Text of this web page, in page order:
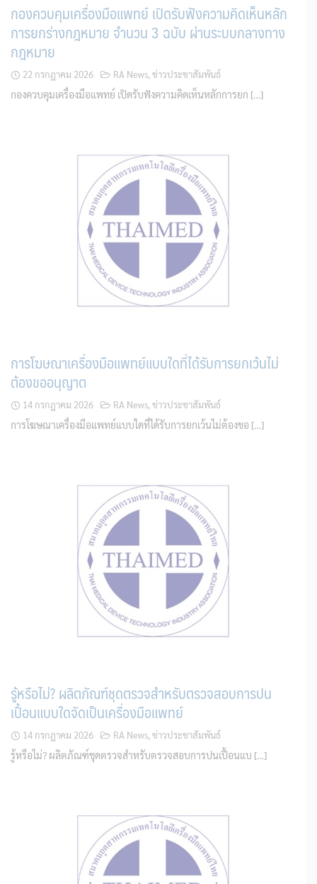
กองควบคุมเครื่องมือแพทย์ เปิดรับฟังความคิดเห็นหลัก
การยกร่างกฎหมาย จำนวน 3 ฉบับ ผ่านระบบกลางทาง
กฎหมาย
22 กรกฎาคม 2026 RA News, ข่าวประชาสัมพันธ์
กองควบคุมเครื่องมือแพทย์ เปิดรับฟังความคิดเห็นหลักการยก […]
การโฆษณาเครื่องมือแพทย์แบบใดที่ได้รับการยกเว้นไม่
ต้องขออนุญาต
14 กรกฎาคม 2026 RA News, ข่าวประชาสัมพันธ์
การโฆษณาเครื่องมือแพทย์แบบใดที่ได้รับการยกเว้นไม่ต้องขอ […]
รู้หรือไม่? ผลิตภัณฑ์ชุดตรวจสําหรับตรวจสอบการปน
เปื้อนแบบใดจัดเป็นเครื่องมือแพทย์
14 กรกฎาคม 2026 RA News, ข่าวประชาสัมพันธ์
รู้หรือไม่? ผลิตภัณฑ์ชุดตรวจสําหรับตรวจสอบการปนเปื้อนแบ […]